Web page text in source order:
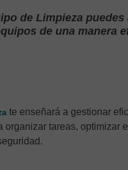
de Limpieza
de una manera
te enseñará a gestionar
tareas, optimizar